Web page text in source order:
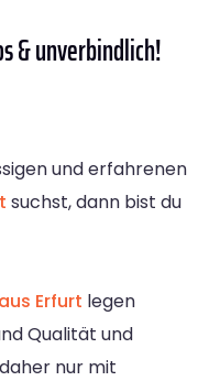
& unverbindlich!
und erfahrenen
suchst, dann bist du
Erfurt legen
Qualität und
daher nur mit